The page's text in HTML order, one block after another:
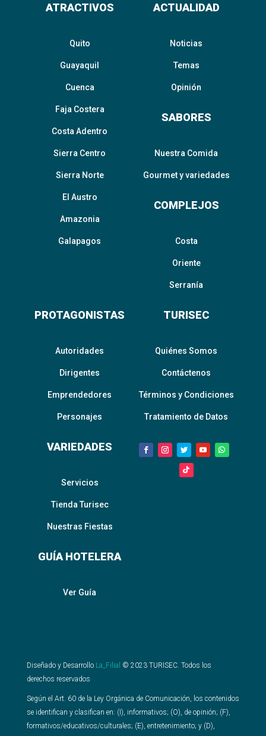
ATRACTIVOS
Quito
Guayaquil
Cuenca
Faja Costera
Costa Adentro
Sierra Centro
Sierra Norte
El Austro
Amazonia
Galapagos
ACTUALIDAD
Noticias
Temas
Opinión
SABORES
Nuestra Comida
Gourmet y variedades
COMPLEJOS
Costa
Oriente
Serranía
PROTAGONISTAS
Autoridades
Dirigentes
Emprendedores
Personajes
VARIEDADES
Servicios
Tienda Turisec
Nuestras Fiestas
GUÍA HOTELERA
Ver Guía
TURISEC
Quiénes Somos
Contáctenos
Términos y Condiciones
Tratamiento de Datos
Diseñado y Desarrollo La_Filial © 2023TURISEC. Todos los
derechos reservados
Según el Art. 60 de la Ley Orgánica de Comunicación, los contenidos
se identifican y clasifican en: (I), informativos; (O), de opinión; (F),
formativos/educativos/culturales; (E), entretenimiento; y (D),